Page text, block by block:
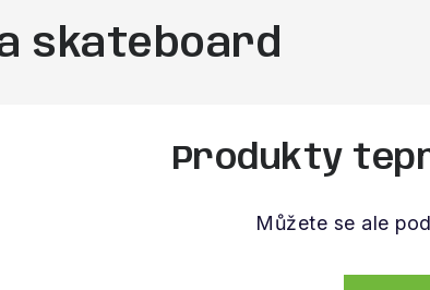
skateboard
Produkty
Můžete se ale